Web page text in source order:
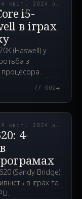
квіт. 2024 р.
i5-
в іграх
(Haswell) у
з
// 002→
квіт. 2024 р.
4-
(Sandy Bridge)
в іграх та